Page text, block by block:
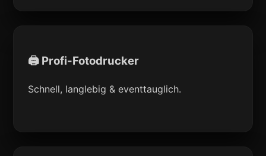
🖨 Profi-Fotodrucker
Schnell, langlebig & eventtauglich.